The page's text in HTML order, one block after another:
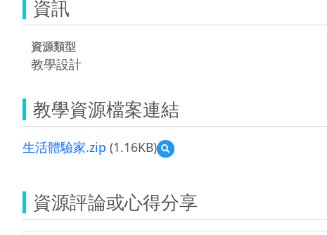
資訊
資源類型
教學設計
教學資源檔案連結
生活體驗家.zip (1.16KB)
預
覽
體
驗
家.zip
資源評論或心得分享